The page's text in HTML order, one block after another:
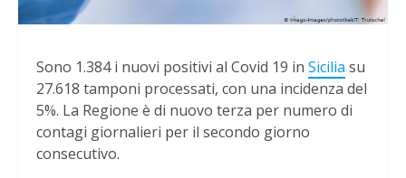
Sono 1.384 i nuovi positivi al Covid 19 in Sicilia su
27.618 tamponi processati, con una incidenza del
5%. La Regione è di nuovo terza per numero di
contagi giornalieri per il secondo giorno
consecutivo.